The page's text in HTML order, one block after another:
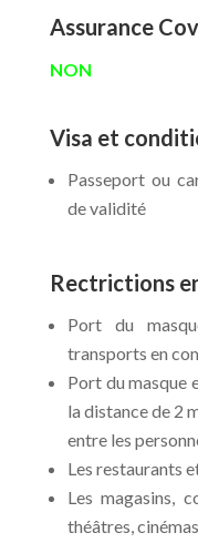
Assurance
NON
Visa et
Passeport ou
de validité
Rectrictions
Port du
transports en
Port du masque
la distance de 2
entre les
Les restaurants
Les magasins,
théâtres,